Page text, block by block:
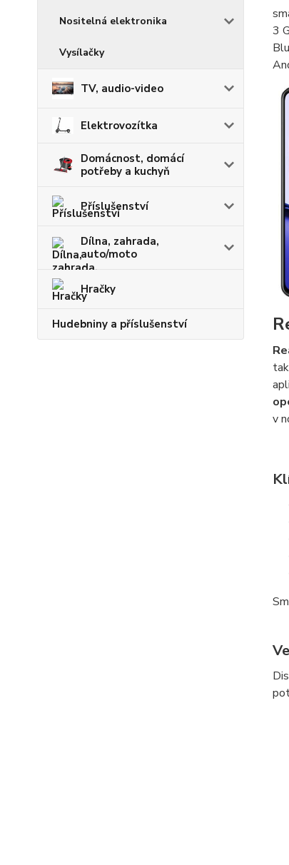
Nositelná elektronika
Vysílačky
TV, audio-video
Elektrovozítka
Domácnost, domácí
potřeby a kuchyň
Příslušenství
Dílna, zahrada,
auto/moto
Hračky
Hudebniny a příslušenství
3
v